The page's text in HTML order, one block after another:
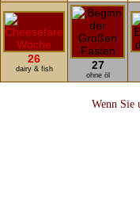
26
dairy & fish 27
ohne öl
Wenn Sie